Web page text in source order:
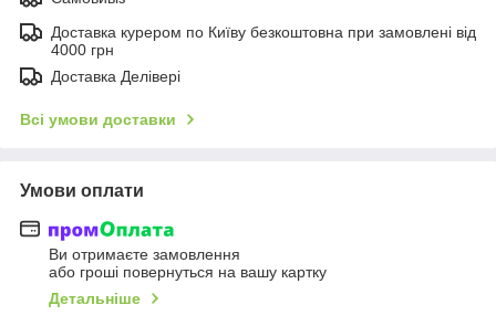
Доставка курером по Київу безкоштовна при замовлені від
4000 грн
Доставка Делівері
Всі умови доставки
Умови оплати
Ви отримаєте замовлення
або гроші повернуться на вашу картку
Детальніше